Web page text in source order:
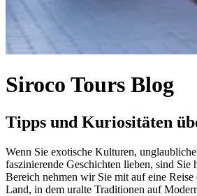
Siroco Tours Blog
Tipps und Kuriositäten
Wenn Sie exotische Kulturen,
faszinierende Geschichten lieben, sind Sie
Bereich nehmen wir Sie mit auf eine
Land, in dem uralte Traditionen auf